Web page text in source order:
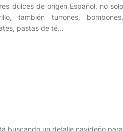
dulces de origen Español, no solo
también turrones, bombones,
pastas de té…
buscando un detalle navideño para